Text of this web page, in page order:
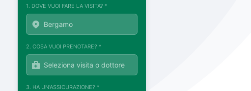
1. DOVE VUOI FARE LA VISITA? *
2. COSA VUOI PRENOTARE? *
3. HA UN'ASSICURAZIONE? *